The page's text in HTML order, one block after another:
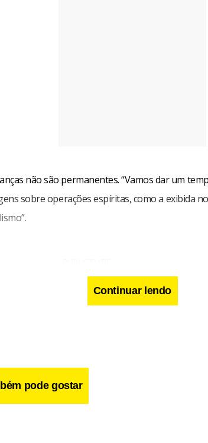
não são permanentes. “Vamos dar um
sobre operações espíritas, como a exibida
Continuar lendo
pode gostar